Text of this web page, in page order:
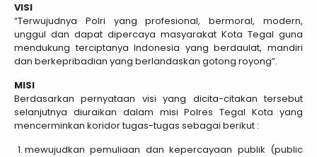
VISI
“Terwujudnya Polri yang profesional, bermoral, modern,
unggul dan dapat dipercaya masyarakat Kota Tegal guna
mendukung terciptanya Indonesia yang berdaulat, mandiri
dan berkepribadian yang berlandaskan gotong royong”.
MISI
Berdasarkan pernyataan visi yang dicita-citakan tersebut
selanjutnya diuraikan dalam misi Polres Tegal Kota yang
mencerminkan koridor tugas-tugas sebagai berikut :
mewujudkan pemuliaan dan kepercayaan publik (public